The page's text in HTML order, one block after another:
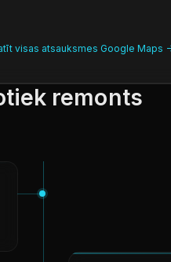
visas atsauksmes Google Maps -
remonts